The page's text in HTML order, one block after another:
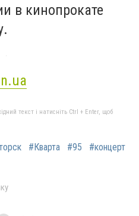
в кинопрокате
текст і натисніть Ctrl + Enter, щоб
#Кварта #95 #концерт